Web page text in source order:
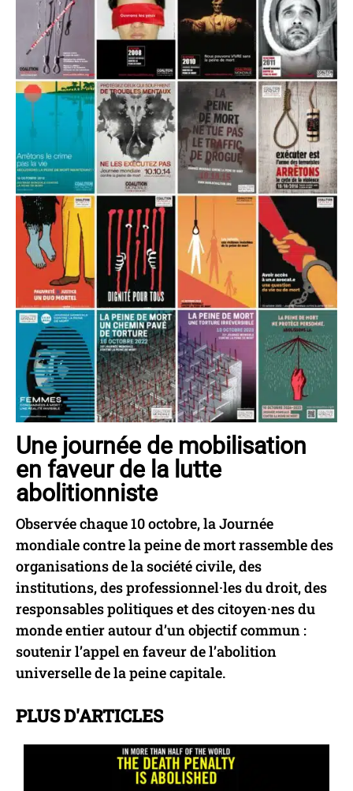
Une journée de mobilisation
en faveur de la lutte
abolitionniste
Observée chaque 10 octobre, la Journée
mondiale contre la peine de mort rassemble des
organisations de la société civile, des
institutions, des professionnel·les du droit, des
responsables politiques et des citoyen·nes du
monde entier autour d’un objectif commun :
soutenir l’appel en faveur de l’abolition
universelle de la peine capitale.
PLUS D'ARTICLES